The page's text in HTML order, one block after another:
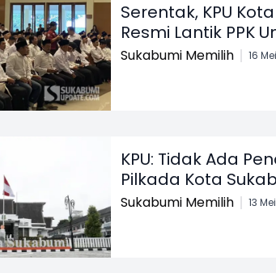
Serentak, KPU
Resmi Lantik PPK
Sukabumi Memilih 16
KPU: Tidak Ada
Pilkada Kota
Sukabumi Memilih 13